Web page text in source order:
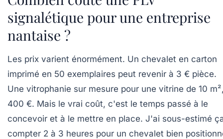
signalétique pour une entreprise
nantaise ?
Les prix varient énormément. Un chevalet en carton
imprimé en 50 exemplaires peut revenir à 3 € pièce.
Une vitrophanie sur mesure pour une vitrine de 10
400 €. Mais le vrai coût, c'est le temps passé à le
concevoir et à le mettre en place. J'ai sous-estimé
compter 2 à 3 heures pour un chevalet bien